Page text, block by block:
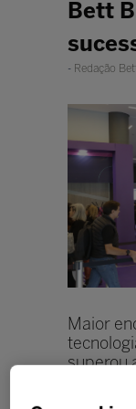
Bett
Redação
Maior
superou
dias de